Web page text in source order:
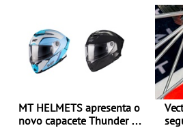
MT HELMETS apresenta o
novo capacete Thunder 4 R